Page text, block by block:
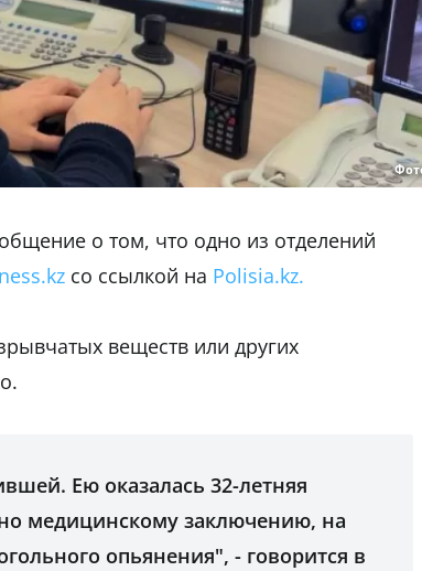
о том, что одно из отделений
со ссылкой на Polisia.kz.
веществ или других
Ею оказалась 32-летняя
медицинскому заключению, на
опьянения", - говорится в